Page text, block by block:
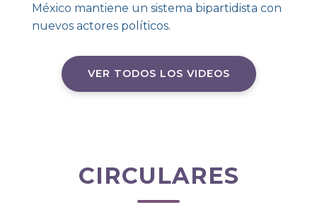
México mantiene un sistema bipartidista con
nuevos actores políticos.
VER TODOS LOS VIDEOS
CIRCULARES